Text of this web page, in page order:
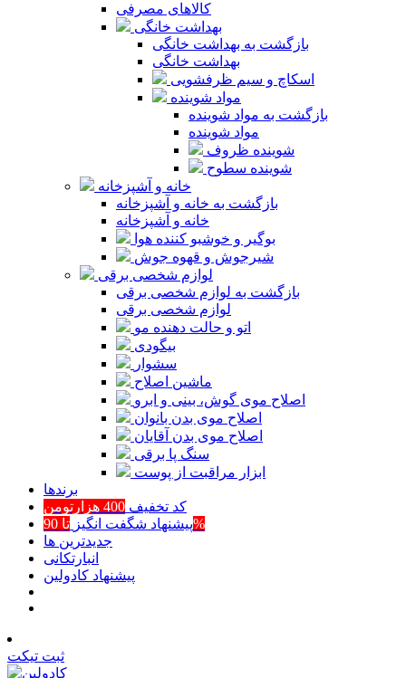
کالاهای مصرفی
بهداشت خانگی
بازگشت به بهداشت خانگی
بهداشت خانگی
اسکاچ و سیم ظرفشویی
مواد شوینده
بازگشت به مواد شوینده
مواد شوینده
شوینده ظروف
شوینده سطوح
خانه و آشپزخانه
بازگشت به خانه و آشپزخانه
خانه و آشپزخانه
بوگیر و خوشبو کننده هوا
شیرجوش و قهوه جوش
لوازم شخصی برقی
بازگشت به لوازم شخصی برقی
لوازم شخصی برقی
اتو و حالت دهنده مو
بیگودی
سشوار
ماشین اصلاح
اصلاح موی گوش، بینی و ابرو
اصلاح موی بدن بانوان
اصلاح موی بدن آقایان
سنگ پا برقی
ابزار مراقبت از پوست
برند‌ها
کد تخفیف 400 هزارتومن
پیشنهاد شگفت انگیزتا 90%
جدیدترین ها
انبارتکانی
پیشنهاد کادولین
ثبت تیکت